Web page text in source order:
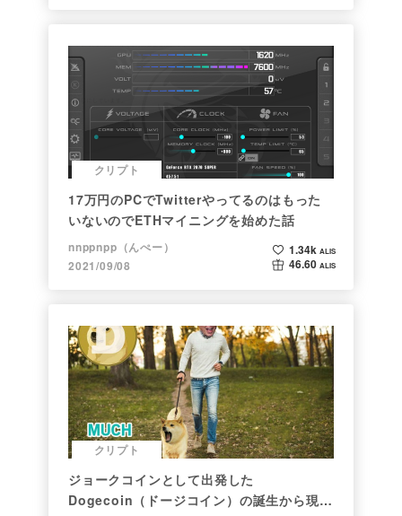
クリプト
17万円のPCでTwitterやってるのはもった
いないのでETHマイニングを始めた話
nnppnpp（んぺー）
2021/09/08
1.34k ALIS
46.60 ALIS
クリプト
ジョークコインとして出発した
Dogecoin（ドージコイン）の誕生から現在